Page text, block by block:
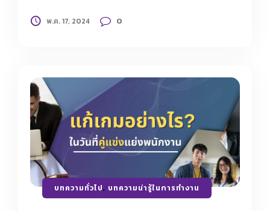
พ.ค. 17, 2024 0
บทความทั่วไป, บทความน่ารู้ในการทำงาน